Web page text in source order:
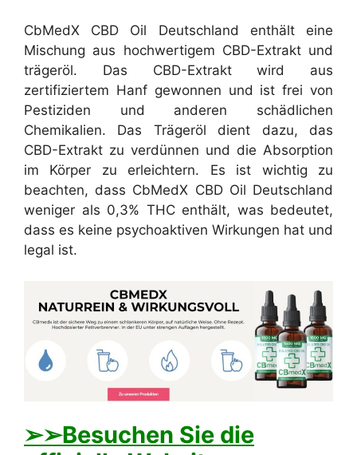
CbMedX CBD Oil Deutschland enthält eine
Mischung aus hochwertigem CBD-Extrakt und
trägeröl. Das CBD-Extrakt wird aus
zertifiziertem Hanf gewonnen und ist frei von
Pestiziden und anderen schädlichen
Chemikalien. Das Trägeröl dient dazu, das
CBD-Extrakt zu verdünnen und die Absorption
im Körper zu erleichtern. Es ist wichtig zu
beachten, dass CbMedX CBD Oil Deutschland
weniger als 0,3% THC enthält, was bedeutet,
dass es keine psychoaktiven Wirkungen hat und
legal ist.
➢➢Besuchen Sie die